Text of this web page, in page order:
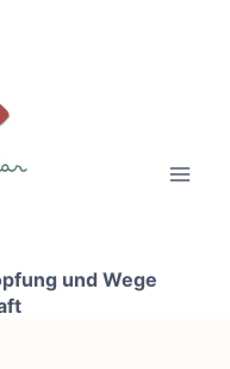
und Wege